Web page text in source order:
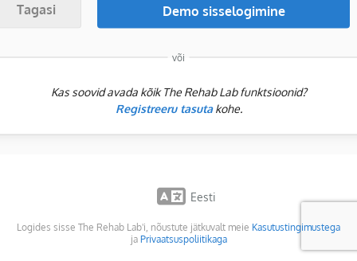
Eesti
Logides sisse The Rehab Lab'i, nõustute jätkuvalt meie Kasutustingimustega
ja Privaatsuspoliitikaga
Tagasi
või
Kas soovid avada kõik The Rehab Lab funktsioonid?
Registreeru tasutakohe.